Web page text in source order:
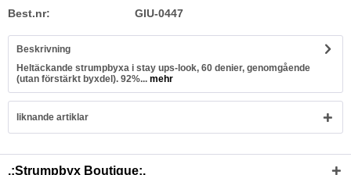
Best.nr: GIU-0447
Beskrivning
Heltäckande strumpbyxa i stay ups-look, 60 denier, genomgående
(utan förstärkt byxdel). 92%... mehr
liknande artiklar
.:Strumpbyx Boutique:.